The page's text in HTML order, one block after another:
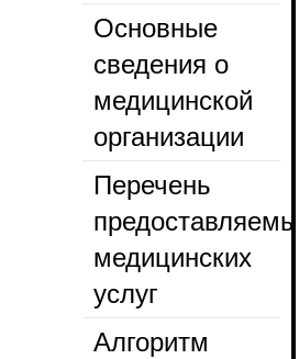
Основные
сведения о
медицинской
организации
Перечень
предоставляемых
медицинских
услуг
Алгоритм